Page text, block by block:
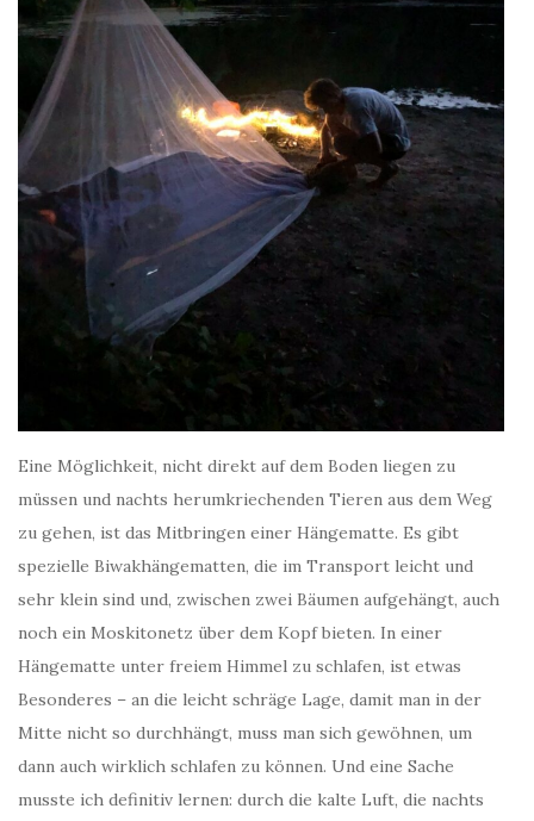
Eine Möglichkeit, nicht direkt auf dem Boden liegen zu
müssen und nachts herumkriechenden Tieren aus dem Weg
zu gehen, ist das Mitbringen einer Hängematte. Es gibt
spezielle Biwakhängematten, die im Transport leicht und
sehr klein sind und, zwischen zwei Bäumen aufgehängt, auch
noch ein Moskitonetz über dem Kopf bieten. In einer
Hängematte unter freiem Himmel zu schlafen, ist etwas
Besonderes – an die leicht schräge Lage, damit man in der
Mitte nicht so durchhängt, muss man sich gewöhnen, um
dann auch wirklich schlafen zu können. Und eine Sache
musste ich definitiv lernen: durch die kalte Luft, die nachts